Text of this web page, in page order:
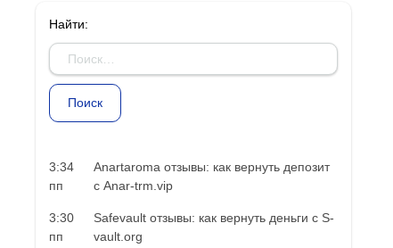
Найти:
3:34
пп
Anartaroma отзывы: как вернуть депозит
с Anar-trm.vip
3:30
пп
Safevault отзывы: как вернуть деньги с S-
vault.org